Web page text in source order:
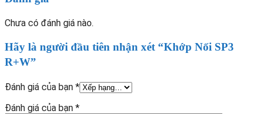
Chưa có đánh giá nào.
Hãy là người đầu tiên nhận xét “Khớp Nối SP3
R+W”
Đánh giá của bạn *
Đánh giá của bạn *